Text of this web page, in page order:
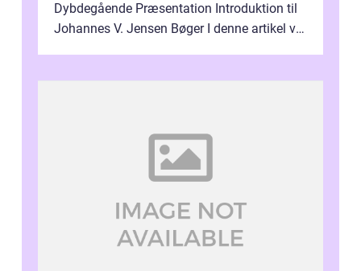
Dybdegående Præsentation Introduktion til
Johannes V. Jensen Bøger I denne artikel vil